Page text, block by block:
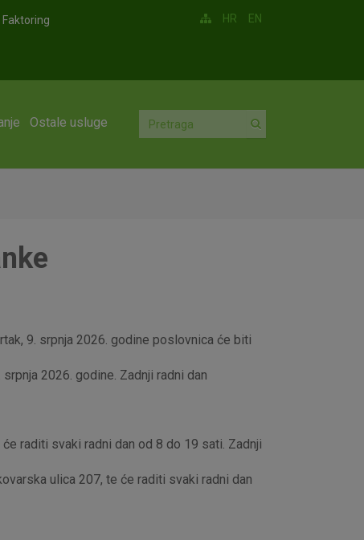
Faktoring HR EN
Ostale usluge
9. srpnja 2026. godine poslovnica će biti
2026. godine. Zadnji radni dan
raditi svaki radni dan od 8 do 19 sati. Zadnji
ulica 207, te će raditi svaki radni dan